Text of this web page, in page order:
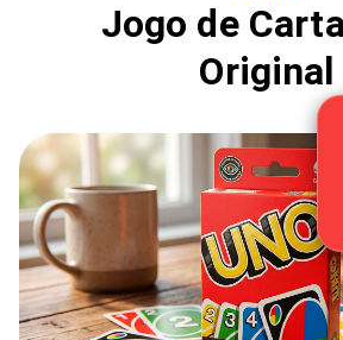
Jogo de
Original